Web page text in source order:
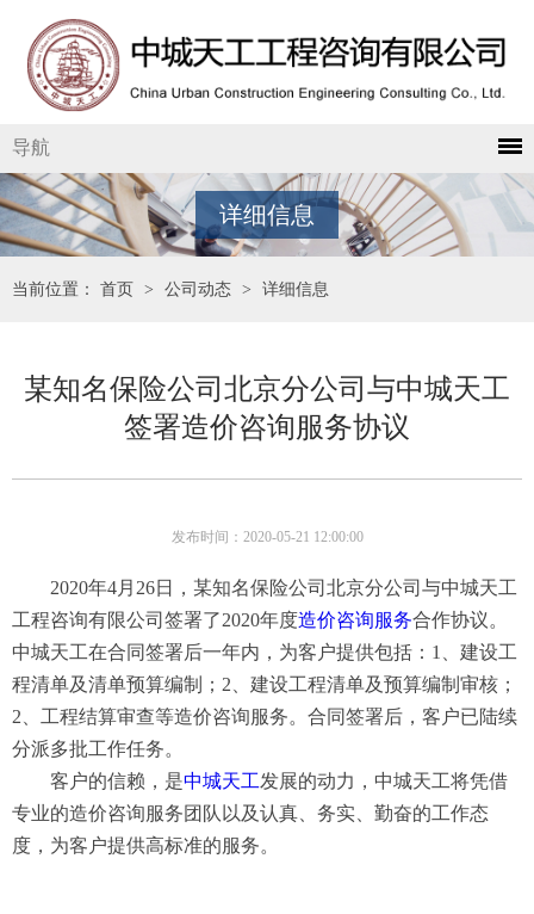
导航
详细信息
当前位置： 首页 > 公司动态 > 详细信息
某知名保险公司北京分公司与中城天工
签署造价咨询服务协议
发布时间：2020-05-21 12:00:00
2020年4月26日，某知名保险公司北京分公司与中城天工
工程咨询有限公司签署了2020年度造价咨询服务合作协议。
中城天工在合同签署后一年内，为客户提供包括：1、建设工
程清单及清单预算编制；2、建设工程清单及预算编制审核；
2、工程结算审查等造价咨询服务。合同签署后，客户已陆续
分派多批工作任务。
客户的信赖，是中城天工发展的动力， 中城天工将凭借
专业的造价咨询服务团队以及认真、务实、勤奋的工作态
度，为客户提供高标准的服务。